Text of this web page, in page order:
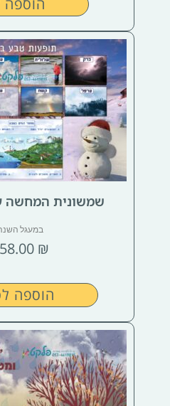
הוספה
שמשונית המחשה
במעגל
₪
הוספה